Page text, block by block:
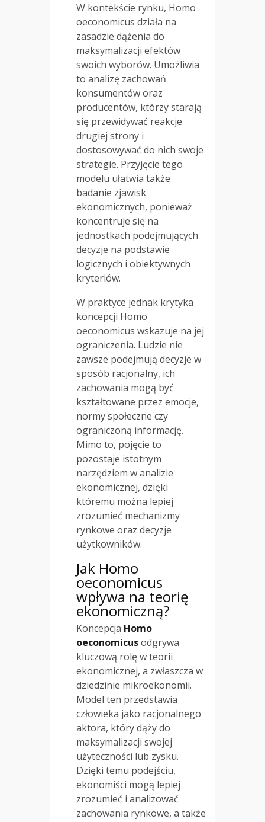
W kontekście rynku, Homo
oeconomicus działa na
zasadzie dążenia do
maksymalizacji efektów
swoich wyborów. Umożliwia
to analizę zachowań
konsumentów oraz
producentów, którzy starają
się przewidywać reakcje
drugiej strony i
dostosowywać do nich swoje
strategie. Przyjęcie tego
modelu ułatwia także
badanie zjawisk
ekonomicznych, ponieważ
koncentruje się na
jednostkach podejmujących
decyzje na podstawie
logicznych i obiektywnych
kryteriów.
W praktyce jednak krytyka
koncepcji Homo
oeconomicus wskazuje na jej
ograniczenia. Ludzie nie
zawsze podejmują decyzje w
sposób racjonalny, ich
zachowania mogą być
kształtowane przez emocje,
normy społeczne czy
ograniczoną informację.
Mimo to, pojęcie to
pozostaje istotnym
narzędziem w analizie
ekonomicznej, dzięki
któremu można lepiej
zrozumieć mechanizmy
rynkowe oraz decyzje
użytkowników.
Jak Homo
oeconomicus
wpływa na teorię
ekonomiczną?
Koncepcja Homo
oeconomicusodgrywa
kluczową rolę w teorii
ekonomicznej, a zwłaszcza w
dziedzinie mikroekonomii.
Model ten przedstawia
człowieka jako racjonalnego
aktora, który dąży do
maksymalizacji swojej
użyteczności lub zysku.
Dzięki temu podejściu,
ekonomiści mogą lepiej
zrozumieć i analizować
zachowania rynkowe, a także